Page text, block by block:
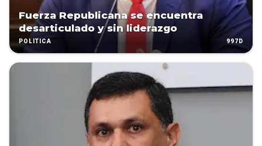
Fuerza Republicana se encuentra
desarticulado y sin liderazgo
POLÍTICA 997D